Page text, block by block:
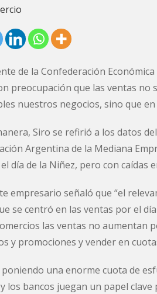
de la Confederación Económica
preocupación que las ventas
nuestros negocios, sino que
Siro se refirió a los datos
Argentina de la Mediana
día de la Niñez, pero con caídas
empresario señaló que “el
se centró en las ventas por el
las ventas no aumentan
y promociones y vender en
poniendo una enorme cuota de
los bancos juegan un papel